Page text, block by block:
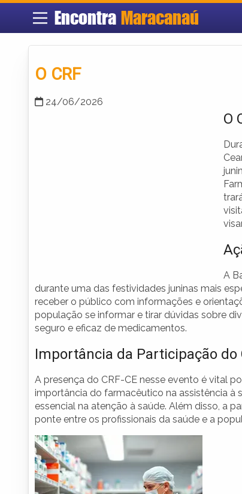
Encontra Maracanaú
O CRF
24/06/2026
O
A
durante uma das festividades juninas mais
receber o público com informações e
população se informar e tirar dúvidas sobre
seguro e eficaz de medicamentos.
Importância da Participação do
A presença do CRF-CE nesse evento é vital
importância do farmacêutico na assistência à
essencial na atenção à saúde. Além disso, a
ponte entre os profissionais da saúde e a